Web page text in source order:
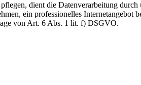
dient die Datenverarbeitung
ein professionelles Internetangebot
von Art. 6 Abs. 1 lit. f) DSGVO.